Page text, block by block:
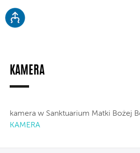
KAMERA
kamera w Sanktuarium Matki Bożej
KAMERA